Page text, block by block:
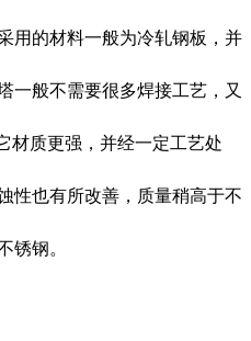
用的材料一般为冷轧钢板，并
一般不需要很多焊接工艺，又
材质更强，并经一定工艺处
性也有所改善，质量稍高于不
锈钢。